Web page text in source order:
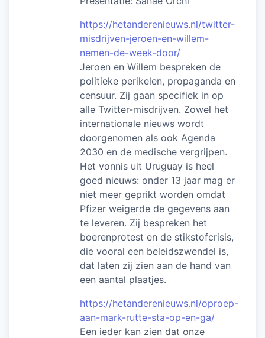
https://hetanderenieuws.nl/twitter-
misdrijven-jeroen-en-willem-
nemen-de-week-door/
Jeroen en Willem bespreken de
politieke perikelen, propaganda en
censuur. Zij gaan specifiek in op
alle Twitter-misdrijven. Zowel het
internationale nieuws wordt
doorgenomen als ook Agenda
2030 en de medische vergrijpen.
Het vonnis uit Uruguay is heel
goed nieuws: onder 13 jaar mag er
niet meer geprikt worden omdat
Pfizer weigerde de gegevens aan
te leveren. Zij bespreken het
boerenprotest en de stikstofcrisis,
die vooral een beleidszwendel is,
dat laten zij zien aan de hand van
een aantal plaatjes.
https://hetanderenieuws.nl/oproep-
aan-mark-rutte-sta-op-en-ga/
Een ieder kan zien dat onze